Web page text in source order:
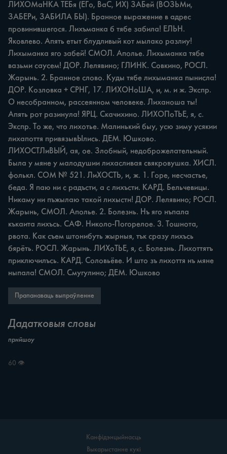
ЛИХОМаНКА ТЕБя (ЕГо, ВаС, ИХ) ЗАБей (ВОЗЬМи,
ЗАБЕРи, ЗАБИЛА БЫ). Бранное выражение в адрес
провинившегося. Лихъманка б тябе забила! ЕЛЬН.
Яковлево. Апять етыт блудливый кот мылако разлиу!
Лихыманка яго забей! СМОЛ. Аполье. Лихыманка тябе
вазьми саусем! ДОР. Лелявино; ГЛИНК. Совкино, РОСЛ.
Жарынь. 2. Бранное слово. Куды тябе лихыманка пынисла!
ДОР. Козловка + СРНГ, 17. ЛИХОНоША, и, м. и ж. Экспр.
О несобранном, рассеянном человеке. Лиханоша ты!
Апять рот разинула! ЯРЦ. Скачихино. ЛИХОПоТЬЕ, я, с.
Экспр. То же, что лихотье. Малинький быу, усю зиму усякии
лихапоття привязывЫлись. ДЕМ. Юшково.
ЛИХОСТЛиВЫЙ, ая, ое. Злобный, недоброжелательный.
Была у мяне у малодушии лихасливая свякровушка. ХИСЛ.
фолькл. СОМ № 521. ЛиХОСТЬ, и, ж. 1. Горе, несчастье,
беда. Я паю ни с радъсти, а с лихъсти. КАРД. Бельчевицы.
Никаму ни пъжылаю такой лихыстн! ДОР. Лелявино; РОСЛ.
Жарынь, СМОЛ. Аполье. 2. Болезнь. Нъ яго нъпала
къкаита лихъсь. САФ. Николо-Погорелое. 3. Тошнота,
рвота. Как съем штонибуть жырныя, тък сразу лихъсь
бярёть. РОСЛ. Жарынь. ЛИХоТЬЕ, я, с. Болезнь. Лихоттятъ
приключилъсь. КАРД. Соловьёве. И што зъ лихоття нъ мяне
ныпала! СМОЛ. Смугулино; ДЕМ. Юшково
Прапанаваць выпраўленне
Дадатковыя словы
прнйшоу
60 👁
Канфідэнцыйнасць
Выкарыстанне кукі